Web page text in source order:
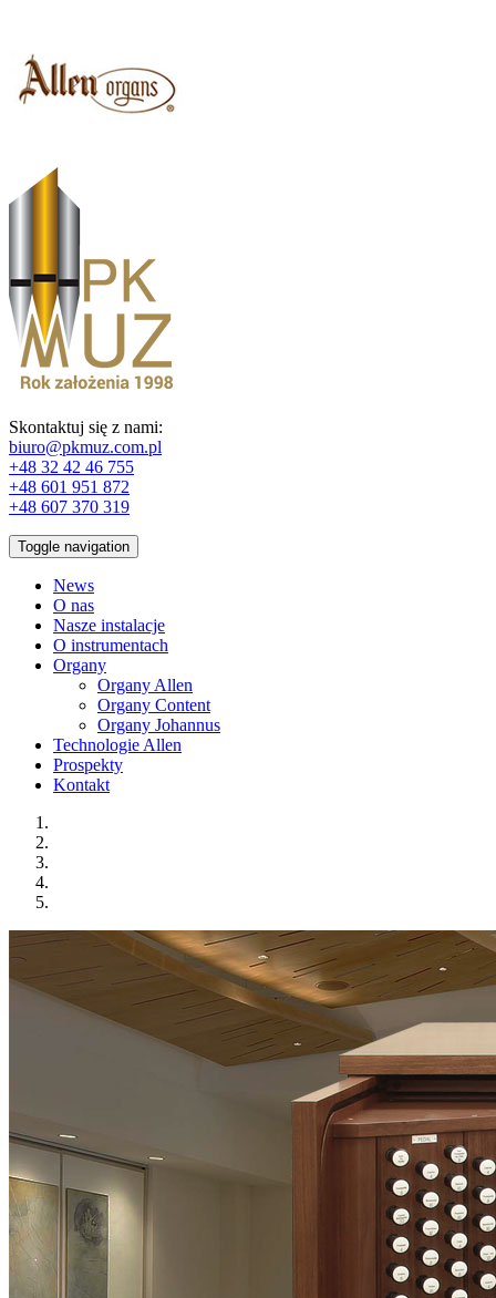
Skontaktuj się z nami:
biuro@pkmuz.com.pl
+48 32 42 46 755
+48 601 951 872
+48 607 370 319
Toggle navigation
News
O nas
Nasze instalacje
O instrumentach
Organy
Organy Allen
Organy Content
Organy Johannus
Technologie Allen
Prospekty
Kontakt